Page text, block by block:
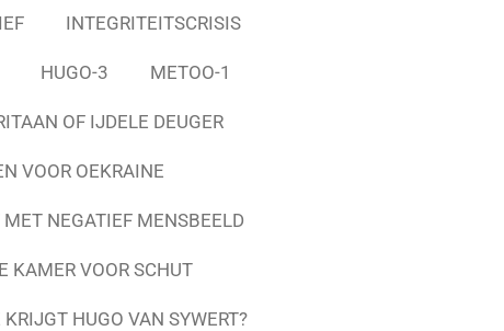
INTEGRITEITSCRISIS
HUGO-3 METOO-1
OF IJDELE DEUGER
VOOR OEKRAINE
NEGATIEF MENSBEELD
KAMER VOOR SCHUT
HUGO VAN SYWERT?